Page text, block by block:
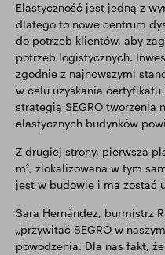
Elastyczność jest jedną z
dlatego to nowe centrum
do potrzeb klientów, aby
potrzeb logistycznych.
zgodnie z najnowszymi
w celu uzyskania certyfikatu
strategią SEGRO tworzenia
elastycznych budynków
Z drugiej strony, pierwsza
m², zlokalizowana w tym
jest w budowie i ma zostać
Sara Hernández, burmistrz
„przywitać SEGRO w
powodzenia. Dla nas fakt,